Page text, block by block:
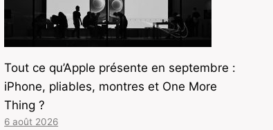
Tout ce qu’Apple présente en septembre :
iPhone, pliables, montres et One More
Thing ?
6 août 2026